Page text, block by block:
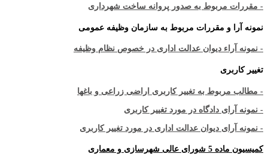
- مقررات مربوط به صدور پروانه ساخت شهرداری
نمونه آرا و مقررات مربوط به سازمان وظیفه عمومی
- نمونه آراء دیوان عدالت اداری در خصوص نظام وظیفه
تغییر کاربری
- مطالب مربوط به تغییر کاربری اراضی زراعی و باغها
- نمونه آرای دادگاه در مورد تغییر کاربری
- نمونه آرای دیوان عدالت اداری در مورد تغییر کاربری
کمیسیون ماده 5 شورای عالی شهرسازی و معماری